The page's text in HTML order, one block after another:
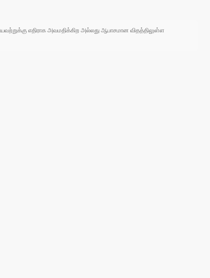
எதிராக அவமதிக்கிற அல்லது ஆபாசமான விதத்திலுள்ள